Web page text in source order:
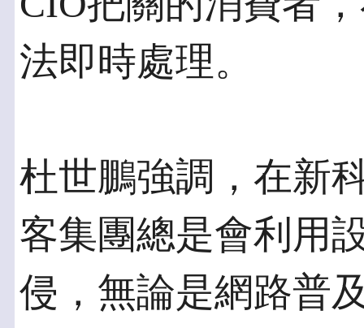
法即時處理。
杜世鵬強調，在新
客集團總是會利用
侵，無論是網路普